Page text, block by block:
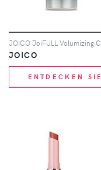
JOICO
ENTDECKEN SIE